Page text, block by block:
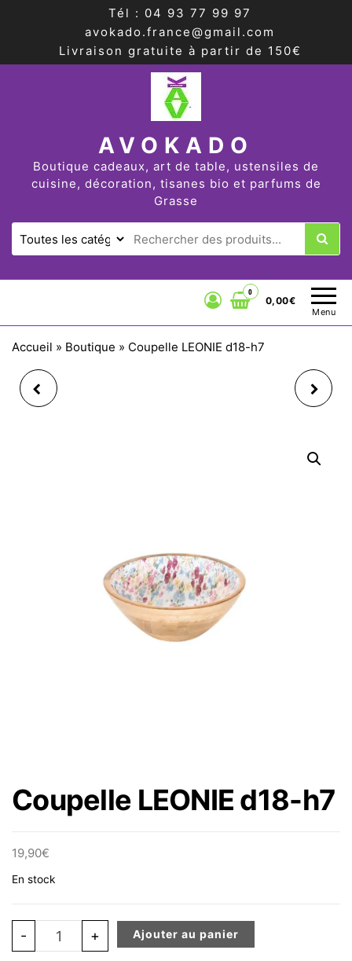
Tél : 04 93 77 99 97
avokado.france@gmail.com
Livraison gratuite à partir de 150€
AVOKADO
Boutique cadeaux, art de table, ustensiles de
cuisine, décoration, tisanes bio et parfums de
Grasse
Menu
0
0,00€
Accueil » Boutique » Coupelle LEONIE d18-h7
Coupelle LEONIE d18-h7
19,90€
En stock
- quantité de Coupelle LEONIE d18-h7
+ Ajouter au panier